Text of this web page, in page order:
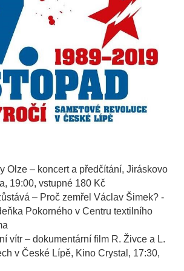
Olze – koncert a předčítání, Jiráskovo
19:00, vstupné 180 Kč
– Proč zemřel Václav Šimek? -
Pokorného v Centru textilního
vítr – dokumentární film R. Živce a L.
v České Lípě, Kino Crystal, 17:30,